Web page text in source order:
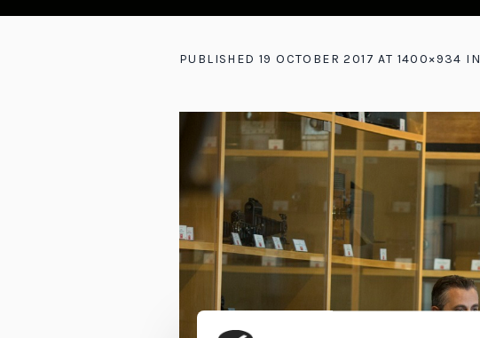
PUBLISHED 19 OCTOBER 2017 AT 1400×934 IN